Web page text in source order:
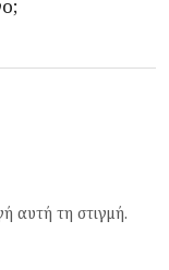
αυτή τη στιγμή.